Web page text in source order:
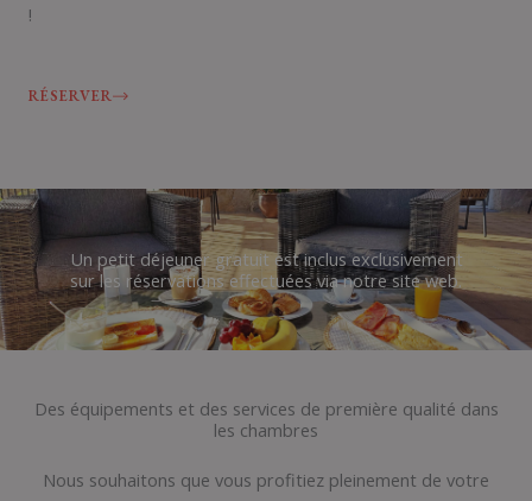
!
RÉSERVER
Un petit déjeuner gratuit est inclus exclusivement
sur les réservations effectuées via notre site web.
Des équipements et des services de première qualité dans
les chambres
Nous souhaitons que vous profitiez pleinement de votre